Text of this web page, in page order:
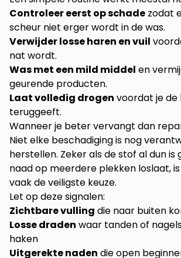
Controleer eerst op schade zodat
scheur niet erger wordt in de was.
Verwijder losse haren en vuil
nat wordt.
Was met een mild middel en
geurende producten.
Laat volledig drogen voordat je de
teruggeeft.
Wanneer je beter vervangt dan
Niet elke beschadiging is nog
herstellen. Zeker als de stof al dun is
naad op meerdere plekken loslaat,
vaak de veiligste keuze.
Let op deze signalen:
Zichtbare vulling die naar buiten
Losse draden waar tanden of
haken
Uitgerekte naden die open